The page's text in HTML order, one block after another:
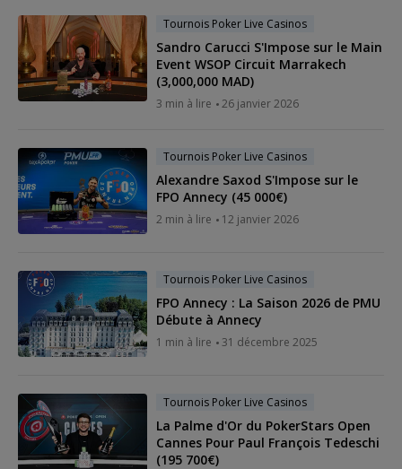
Tournois Poker Live Casinos
Sandro Carucci S'Impose sur le Main
Event WSOP Circuit Marrakech
(3,000,000 MAD)
3 min à lire 26 janvier 2026
Tournois Poker Live Casinos
Alexandre Saxod S'Impose sur le
FPO Annecy (45 000€)
2 min à lire 12 janvier 2026
Tournois Poker Live Casinos
FPO Annecy : La Saison 2026 de PMU
Débute à Annecy
1 min à lire 31 décembre 2025
Tournois Poker Live Casinos
La Palme d'Or du PokerStars Open
Cannes Pour Paul François Tedeschi
(195 700€)